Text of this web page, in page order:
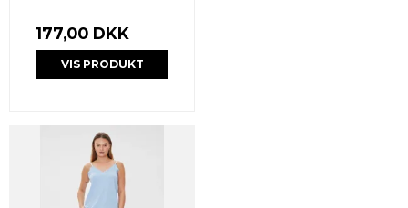
177,00 DKK
VIS PRODUKT